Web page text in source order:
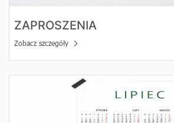
ZAPROSZENIA
Zobacz szczegóły
Zobacz szczegóły Kalendarz